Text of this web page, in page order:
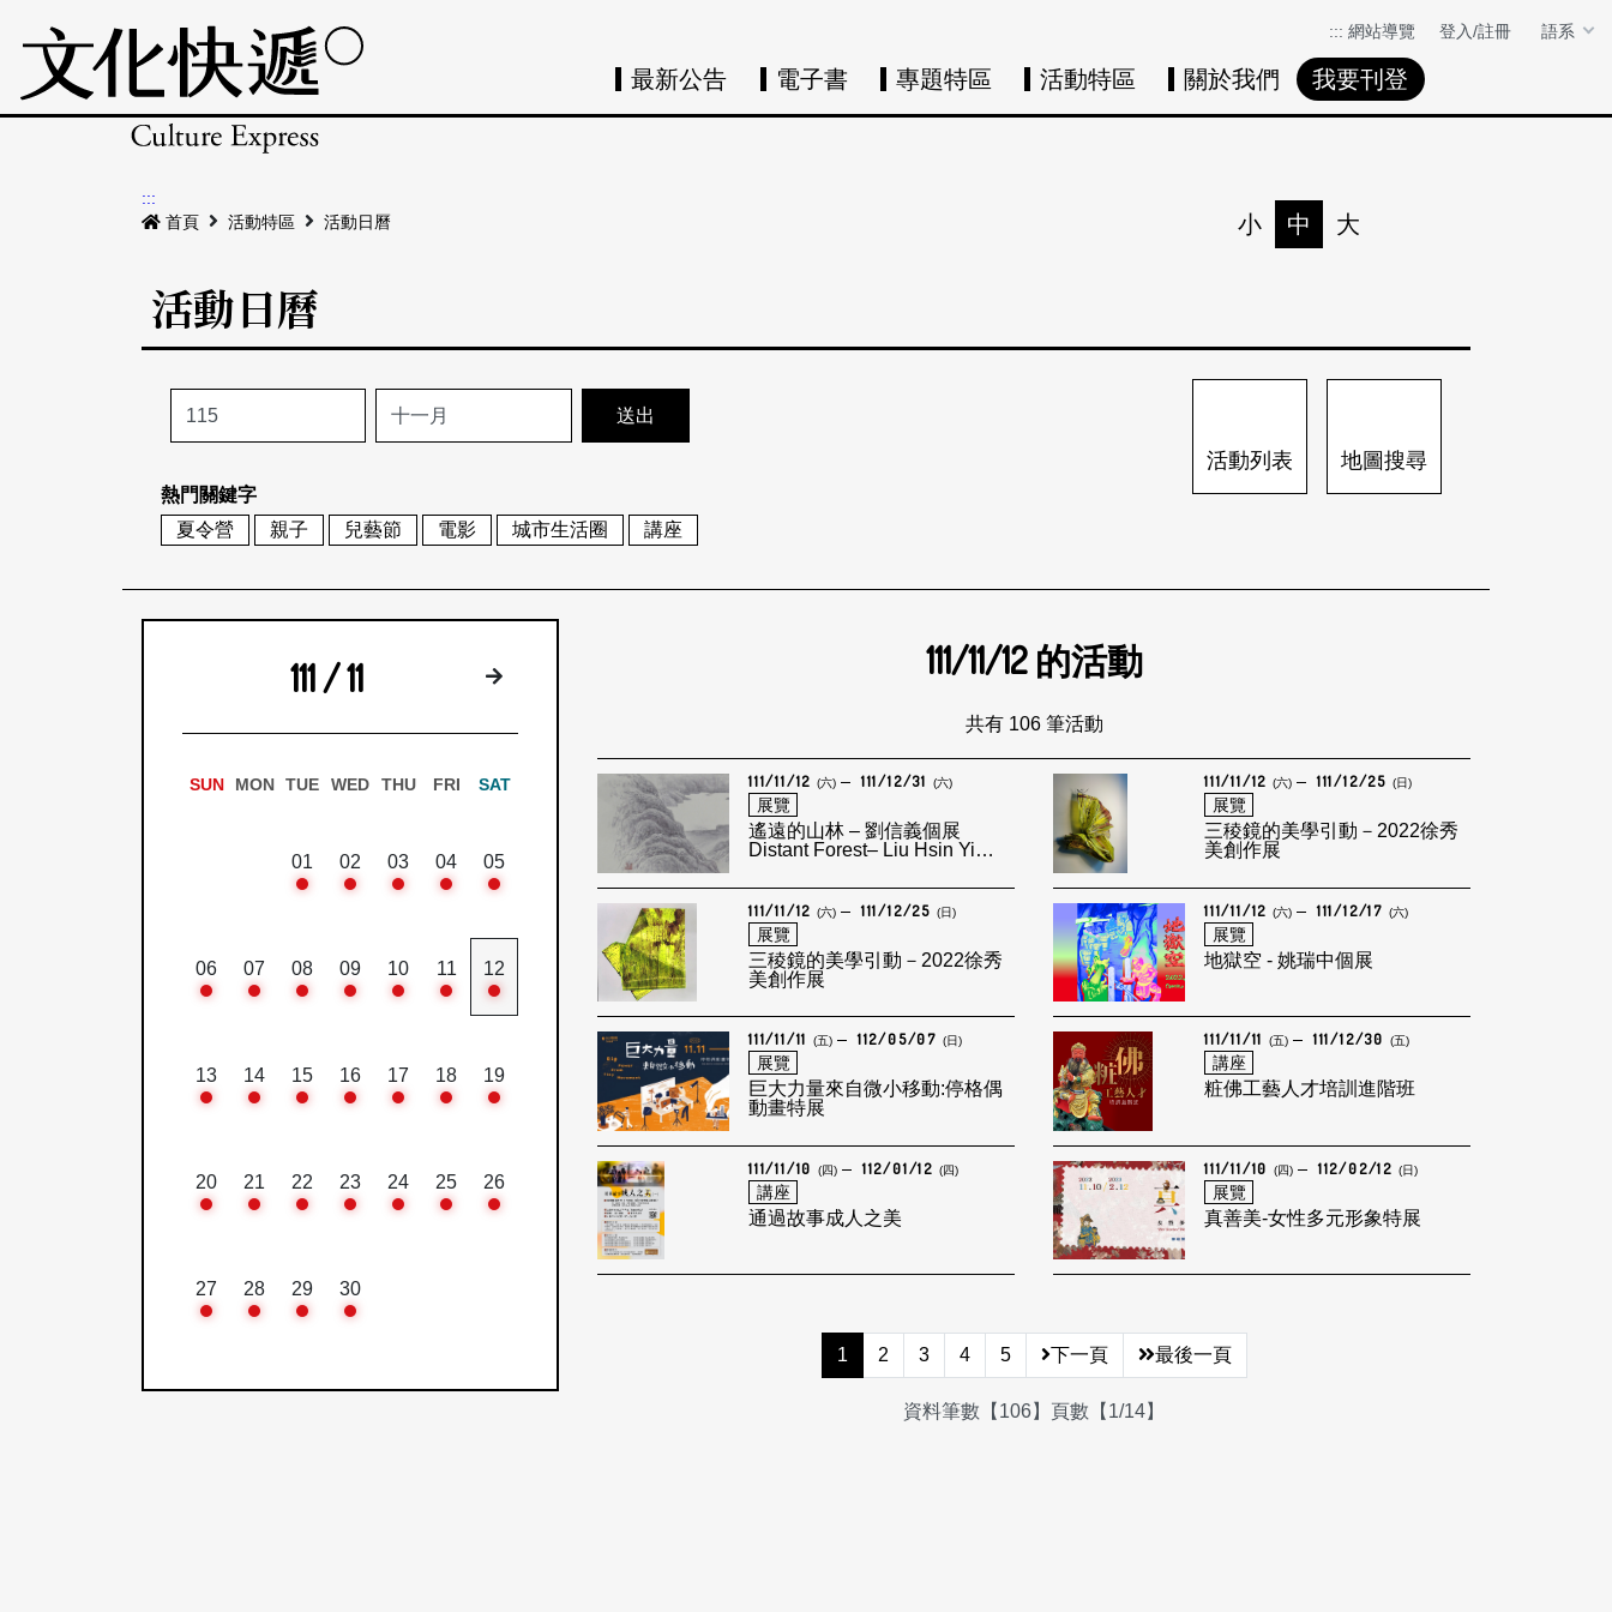
::: 網站導覽 登入/註冊 語系
最新公告 電子書 專題特區 活動特區 關於我們 我要刊登
:::
首頁
活動特區 活動日曆 小 中 大
活動日曆
熱門關鍵字
夏令營
親子 兒藝節 電影 城市生活圈 講座
活動列表 地圖搜尋
111 / 11 下個月
SUN MON TUE WED THU FRI SAT
01 02 03 04 05
06 07 08 09 10 11 12
13 14 15 16 17 18 19
20 21 22 23 24 25 26
27 28 29 30
111/11/12 的活動
共有 106 筆活動
111/11/12 (六) 111/12/31 (六)
展覽
遙遠的山林 – 劉信義個展
Distant Forest– Liu Hsin Yi
111/11/12 (六) 111/12/25 (日)
展覽
三稜鏡的美學引動－2022徐秀
美創作展
111/11/12 (六) 111/12/25 (日)
展覽
三稜鏡的美學引動－2022徐秀
美創作展
111/11/12 (六) 111/12/17 (六)
展覽
地獄空 - 姚瑞中個展
111/11/11 (五) 112/05/07 (日)
展覽
巨大力量來自微小移動:停格偶
動畫特展
111/11/11 (五) 111/12/30 (五)
講座
粧佛工藝人才培訓進階班
111/11/10 (四) 112/01/12 (四)
講座
通過故事成人之美
111/11/10 (四) 112/02/12 (日)
展覽
真善美-女性多元形象特展
1 2 3 4 5 下一頁 最後一頁
資料筆數【106】頁數【1/14】